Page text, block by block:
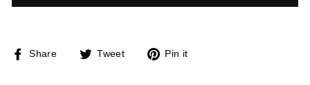
Share
Facebook
Tweet
TwitterPin it